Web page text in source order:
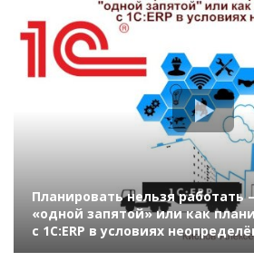
Планировать нельзя работать
«одной запятой» или как
с 1С:ERP в условиях